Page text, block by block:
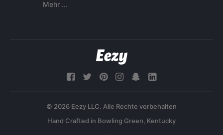
Mehr ...
© 2026 Eezy LLC. Alle Rechte vorbehalten